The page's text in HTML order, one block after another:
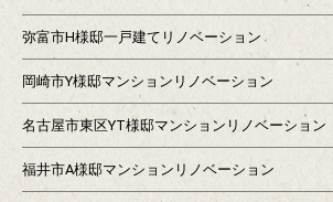
弥富市H様邸一戸建てリノベーション
岡崎市Y様邸マンションリノベーション
名古屋市東区YT様邸マンションリノベーション
福井市A様邸マンションリノベーション